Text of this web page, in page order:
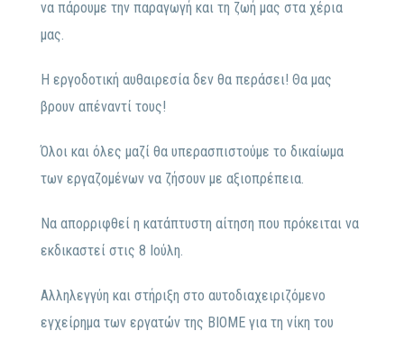
να πάρουμε την παραγωγή και τη ζωή μας στα χέρια
μας.
Η εργοδοτική αυθαιρεσία δεν θα περάσει! Θα μας
βρουν απέναντί τους!
Όλοι και όλες μαζί θα υπερασπιστούμε το δικαίωμα
των εργαζομένων να ζήσουν με αξιοπρέπεια.
Να απορριφθεί η κατάπτυστη αίτηση που πρόκειται να
εκδικαστεί στις 8 Ιούλη.
Αλληλεγγύη και στήριξη στο αυτοδιαχειριζόμενο
εγχείρημα των εργατών της ΒΙΟΜΕ για τη νίκη του